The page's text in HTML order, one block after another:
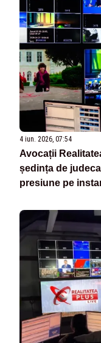
4 iun. 2026, 07:54
Avocații
ședința de
presiune pe